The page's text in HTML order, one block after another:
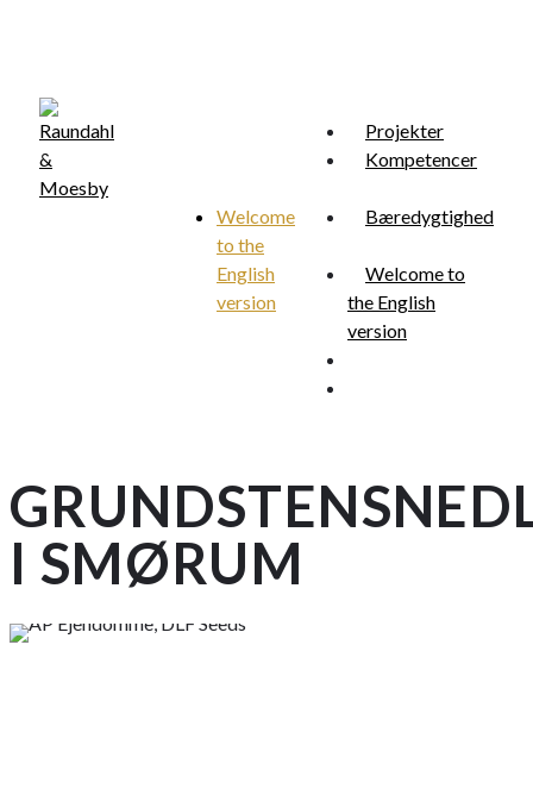
content
Welcome
to the
English
version
Projekter
Kompetencer
Bæredygtighed
Welcome to
the English
version
I SMØRUM